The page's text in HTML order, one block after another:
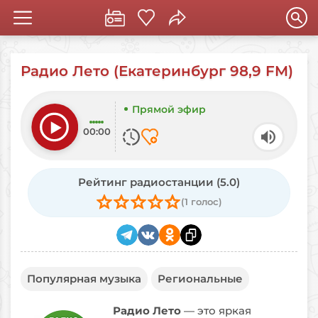
Радио Лето (Екатеринбург 98,9 FM)
00:00
Прямой эфир
Рейтинг радиостанции (5.0)
(1 голос)
Популярная музыка Региональные
Радио Лето — это яркая